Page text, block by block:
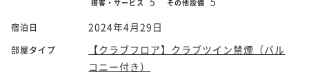
接客・サービス その他設備
宿泊日 2024年4月29日
部屋タイプ
【クラブフロア】クラブツイン禁煙（バル
コニー付き）